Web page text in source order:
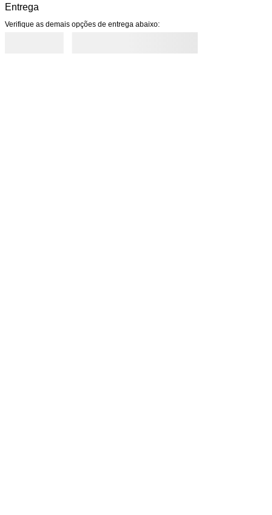
Entrega
Verifique as demais opções de entrega abaixo: